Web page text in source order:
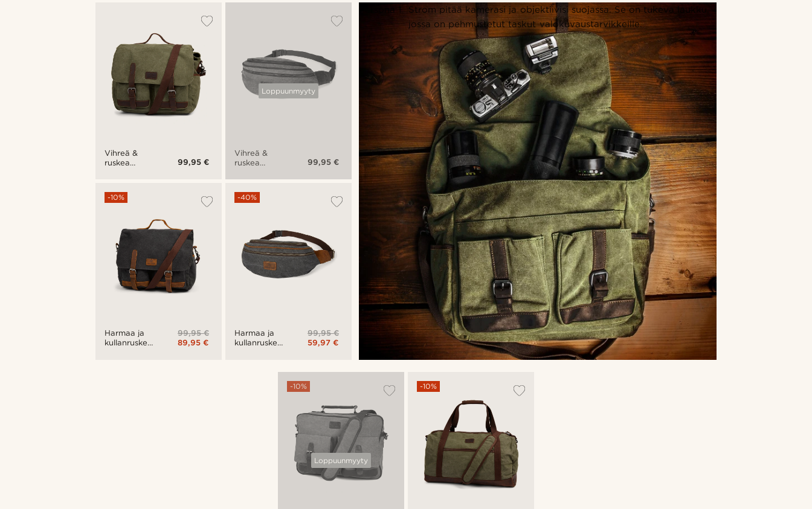
Persona 1
Strom pitää kamerasi ja objektiivisi suojassa. Se on tukeva laukku,
jossa on pehmustetut taskut valokuvaustarvikkeille.
Vihreä &
ruskea
99,95 €
Harmaa ja
kullanruskea
-10%
99,95 €
89,95 €
Loppuunmyyty
Vihreä &
ruskea
vyölaukku
99,95 €
Harmaa ja
kullanruskea
-40%
99,95 €
59,97 €
Loppuunmyyty
-10% -10%